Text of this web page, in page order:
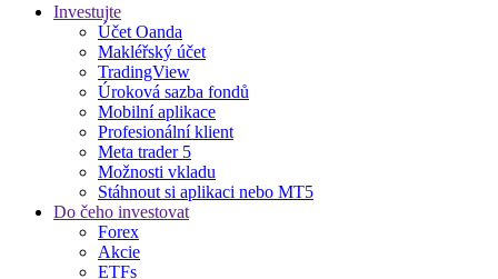
Investujte
Účet Oanda
Makléřský účet
TradingView
Úroková sazba fondů
Mobilní aplikace
Profesionální klient
Meta trader 5
Možnosti vkladu
Stáhnout si aplikaci nebo MT5
Do čeho investovat
Forex
Akcie
ETFs